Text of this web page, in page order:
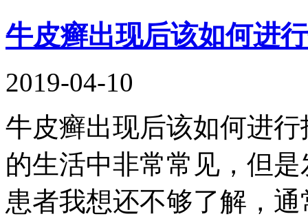
牛皮癣出现后该如何进
2019-04-10
牛皮癣出现后该如何进
的生活中非常常见，但
患者我想还不够了解，